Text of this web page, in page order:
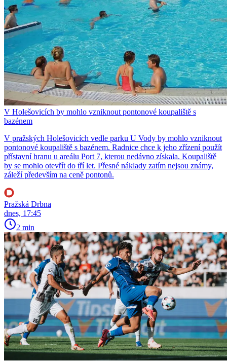
V Holešovicích by mohlo vzniknout pontonové koupaliště s
bazénem
V pražských Holešovicích vedle parku U Vody by mohlo vzniknout
pontonové koupaliště s bazénem. Radnice chce k jeho zřízení použít
přístavní hranu u areálu Port 7, kterou nedávno získala. Koupaliště
by se mohlo otevřít do tří let. Přesné náklady zatím nejsou známy,
záleží především na ceně pontonů.
Pražská Drbna
dnes, 17:45
2 min